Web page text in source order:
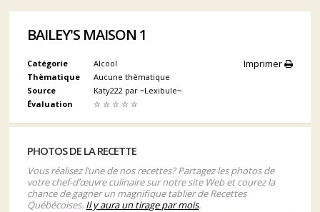
BAILEY'S MAISON 1
Imprimer
Catégorie
Alcool
Thèmatique
Aucune thèmatique
Source
Katy222 par ~Lexibule~
Évaluation
☆ ☆ ☆ ☆ ☆
PHOTOS DE LA RECETTE
Vous réalisez l’une de nos recettes? Partagez les photos de
votre chef-d’œuvre culinaire sur notre site Web et courez la
chance de gagner un magnifique tablier de Recettes
Québécoises. Il y aura un tirage par mois.